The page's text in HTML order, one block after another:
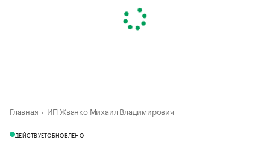
Главная ИП Жванко Михаил Владимирович
ДЕЙСТВУЕТОБНОВЛЕНО